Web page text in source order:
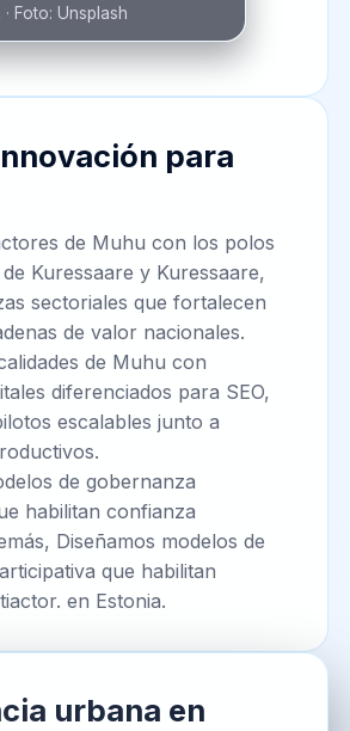
· Foto: Unsplash
para
de Muhu con los polos
Kuressaare y Kuressaare,
sectoriales que fortalecen
de valor nacionales.
de Muhu con
diferenciados para SEO,
escalables junto a
de gobernanza
habilitan confianza
Diseñamos modelos de
que habilitan
en Estonia.
urbana en